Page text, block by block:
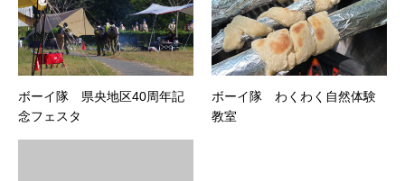
ボーイ隊 県央地区40周年記
念フェスタ
ボーイ隊 わくわく自然体験
教室